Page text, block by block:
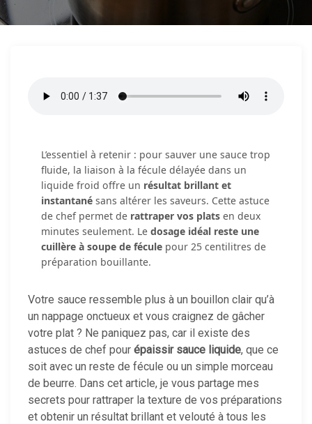
L’essentiel à retenir : pour sauver une sauce trop
fluide, la liaison à la fécule délayée dans un
liquide froid offre un résultat brillant et
instantanésans altérer les saveurs. Cette astuce
de chef permet de rattraper vos platsen deux
minutes seulement. Le dosage idéal reste une
cuillère à soupe de féculepour 25 centilitres de
préparation bouillante.
Votre sauce ressemble plus à un bouillon clair qu’à
un nappage onctueux et vous craignez de gâcher
votre plat ? Ne paniquez pas, car il existe des
astuces de chef pour épaissir sauce liquide, que ce
soit avec un reste de fécule ou un simple morceau
de beurre. Dans cet article, je vous partage mes
secrets pour rattraper la texture de vos préparations
et obtenir un résultat brillant et velouté à tous les